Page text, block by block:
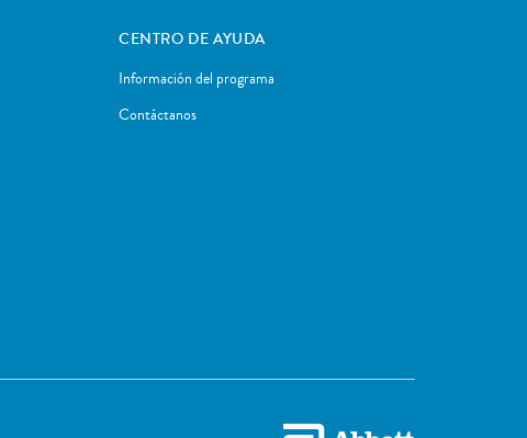
CENTRO DE AYUDA
Información del programa
Contáctanos